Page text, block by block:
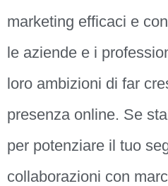
marketing efficaci e
le aziende e i
loro ambizioni di far
presenza online. Se
per potenziare il tuo
collaborazioni con